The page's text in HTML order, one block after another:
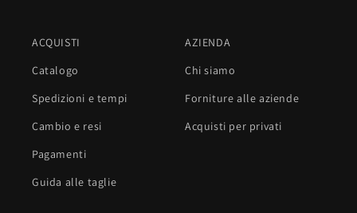
ACQUISTI
Catalogo
Spedizioni e tempi
Cambio e resi
Pagamenti
Guida alle taglie
AZIENDA
Chi siamo
Forniture alle aziende
Acquisti per privati